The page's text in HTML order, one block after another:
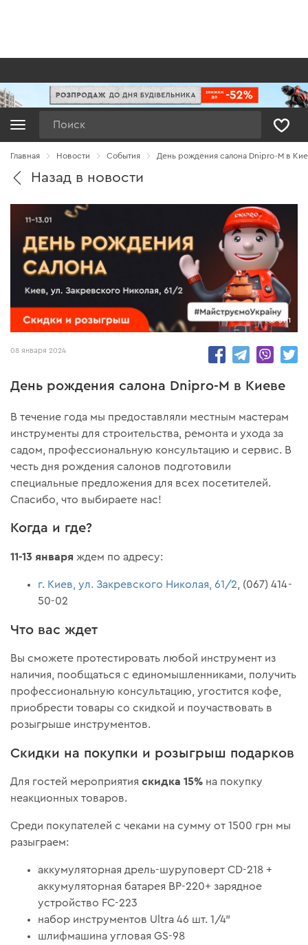
Главная Новости Cобытия День рождения салона Dnipro-M в
Назад в новости
3111
08 января 2024
День рождения салона Dnipro-M в Киеве
В течение года мы предоставляли местным мастерам
инструменты для строительства, ремонта и ухода за
садом, профессиональную консультацию и сервис. В
честь дня рождения салонов подготовили
специальные предложения для всех посетителей.
Спасибо, что выбираете нас!
Когда и где?
11-13 января ждем по адресу:
г. Киев, ул. Закревского Николая, 61/2 , (067) 414-
50-02
Что вас ждет
Вы сможете протестировать любой инструмент из
наличия, пообщаться с единомышленниками, получить
профессиональную консультацию, угостится кофе,
приобрести товары со скидкой и поучаствовать в
розыгрыше инструментов‎.
Скидки на покупки и розыгрыш подарков
Для гостей мероприятияскидка 15% на покупку
неакционных товаров.
Среди покупателей с чеками на сумму от 1500 грн мы
разыграем:
аккумуляторная дрель-шуруповерт CD-218 +
аккумуляторная батарея BP-220+ зарядное
устройство FC-223
набор инструментов Ultra 46 шт. 1/4"
шлифмашина угловая GS-98